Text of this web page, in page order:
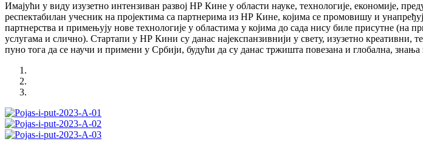
Имајући у виду изузетно интензиван развој НР Кине у области науке, технологије, економије,
респектабилан учесник на пројектима са партнерима из НР Кине, којима се промовишу и
партнерства и примењују нове технологије у областима у којима до сада нису биле присутне (на
услугама и слично). Стартапи у НР Кини су данас најекспанзивнији у свету, изузетно
пуно тога да се научи и примени у Србији, будући да су данас тржишта повезана и глобална,